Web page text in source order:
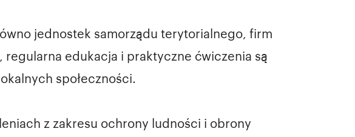
jednostek samorządu terytorialnego, firm
edukacja i praktyczne ćwiczenia są
społeczności.
z zakresu ochrony ludności i obrony